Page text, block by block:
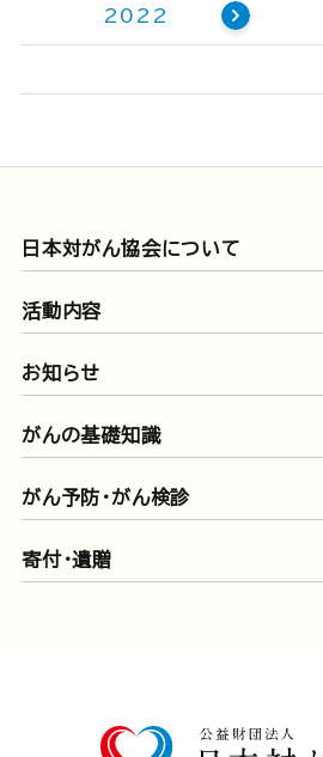
2022
日本対がん協会について
活動内容
お知らせ
がんの基礎知識
がん予防・がん検診
寄付・遺贈